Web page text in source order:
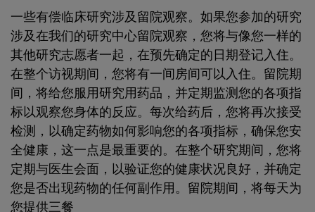
一些有偿临床研究涉及留院观察。如果您参加的研究
涉及在我们的研究中心留院观察，您将与像您一样的
其他研究志愿者一起，在预先确定的日期登记入住。
在整个访视期间，您将有一间房间可以入住。留院期
间，将给您服用研究用药品，并定期监测您的各项指
标以观察您身体的反应。每次给药后，您将再次接受
检测，以确定药物如何影响您的各项指标，确保您安
全健康，这一点是最重要的。在整个研究期间，您将
定期与医生会面，以验证您的健康状况良好，并确定
您是否出现药物的任何副作用。留院期间，将每天为
您提供三餐